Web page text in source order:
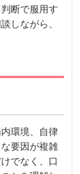
断で服用す
しながら、
環境、自律
要因が複雑
でなく、口